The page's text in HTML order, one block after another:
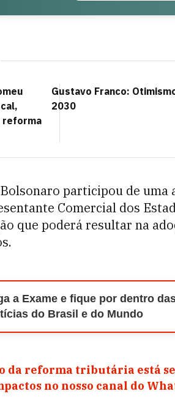
reforma
Gustavo Franco:
2030
participou de
Comercial dos
que poderá resultar na
a Exame e fique por dentro
do Brasil e do Mundo
da reforma tributária está
no nosso canal do